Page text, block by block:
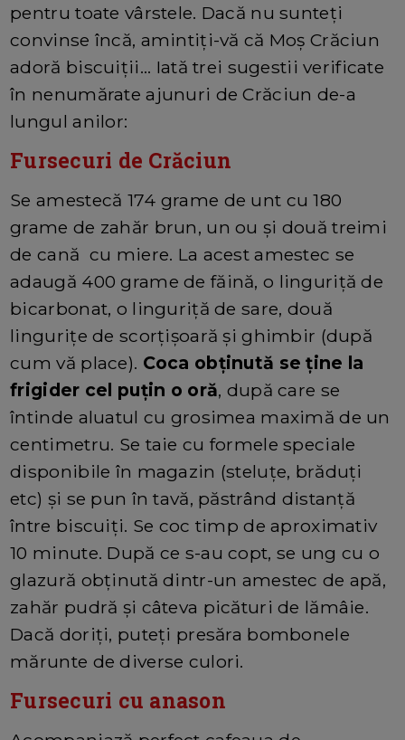
pentru toate vârstele. Dacă nu sunteți
convinse încă, amintiți-vă că Moș Crăciun
adoră biscuiții... Iată trei sugestii verificate
în nenumărate ajunuri de Crăciun de-a
lungul anilor:
Fursecuri de Crăciun
Se amestecă 174 grame de unt cu 180
grame de zahăr brun, un ou și două treimi
de cană cu miere. La acest amestec se
adaugă 400 grame de făină, o linguriță de
bicarbonat, o linguriță de sare, două
lingurițe de scorțișoară și ghimbir (după
cum vă place). Coca obținută se ține la
frigider cel puțin o oră, după care se
întinde aluatul cu grosimea maximă de un
centimetru. Se taie cu formele speciale
disponibile în magazin (steluțe, brăduți
etc) și se pun în tavă, păstrând distanță
între biscuiți. Se coc timp de aproximativ
10 minute. După ce s-au copt, se ung cu o
glazură obținută dintr-un amestec de apă,
zahăr pudră și câteva picături de lămâie.
Dacă doriți, puteți presăra bombonele
mărunte de diverse culori.
Fursecuri cu anason